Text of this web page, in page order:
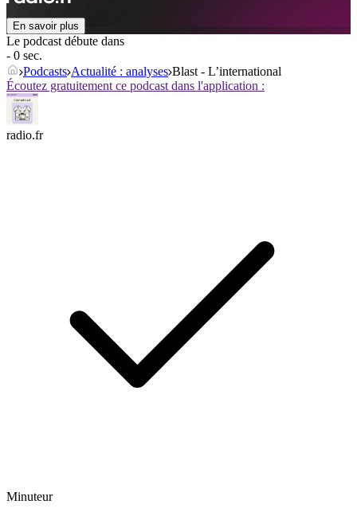
En savoir plus
Le podcast débute dans
- 0 sec.
Podcasts Actualité : analyses Blast - L’international
Écoutez gratuitement ce podcast dans l'application :
radio.fr
Minuteur